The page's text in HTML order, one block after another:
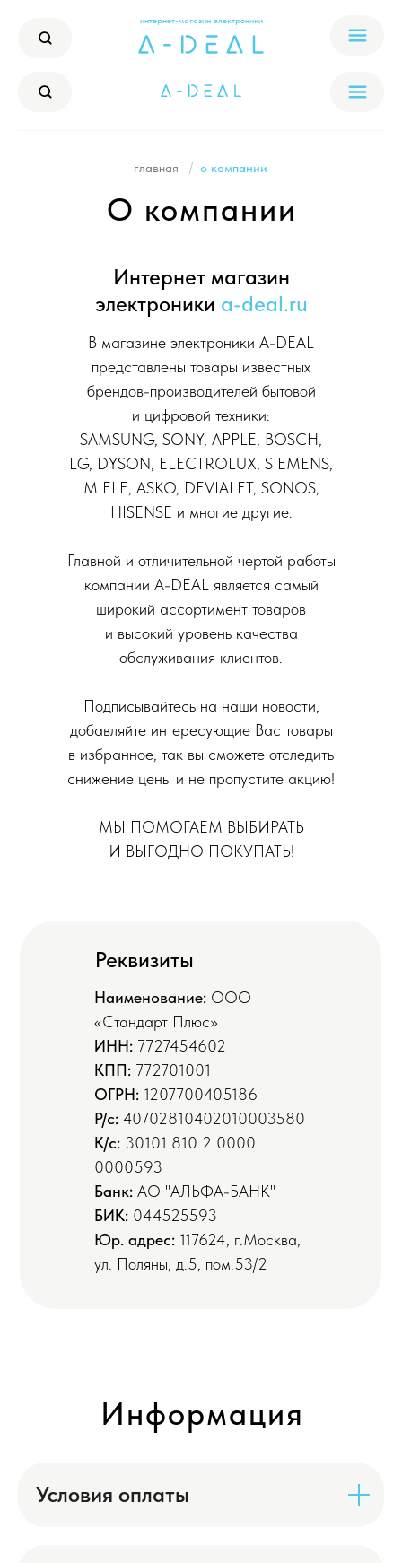
интернет-магазин электроники
О компании
главная / о компании
Интернет магазин
электроники a-deal.ru
В магазине электроники A-DEAL
представлены товары известных
брендов-производителей бытовой
и цифровой техники:
SAMSUNG, SONY, APPLE, BOSCH,
LG, DYSON, ELECTROLUX, SIEMENS,
MIELE, ASKO, DEVIALET, SONOS,
HISENSE и многие другие.
Главной и отличительной чертой работы
компании A-DEAL является самый
широкий ассортимент товаров
и высокий уровень качества
обслуживания клиентов.
Подписывайтесь на наши новости,
добавляйте интересующие Вас товары
в избранное, так вы сможете отследить
снижение цены и не пропустите акцию!
МЫ ПОМОГАЕМ ВЫБИРАТЬ
И ВЫГОДНО ПОКУПАТЬ!
Реквизиты
Наименование: ООО
«Стандарт Плюс»
ИНН: 7727454602
КПП: 772701001
ОГРН: 1207700405186
Р/с: 40702810402010003580
К/с: 30101 810 2 0000
0000593
Банк: АО "АЛЬФА-БАНК"
БИК: 044525593
Юр. адрес: 117624, г.Москва,
ул. Поляны, д.5, пом.53/2
Информация
Условия оплаты